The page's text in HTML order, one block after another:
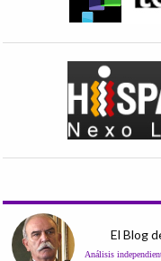
El Blog
Análisis